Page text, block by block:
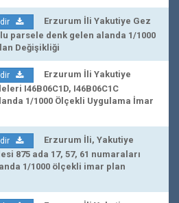
Erzurum İli Yakutiye Gez
parsele denk gelen alanda 1/1000
Değişikliği
Erzurum İli Yakutiye
I46B06C1D, I46B06C1C
1/1000 Ölçekli Uygulama İmar
Erzurum İli, Yakutiye
875 ada 17, 57, 61 numaraları
1/1000 ölçekli imar plan